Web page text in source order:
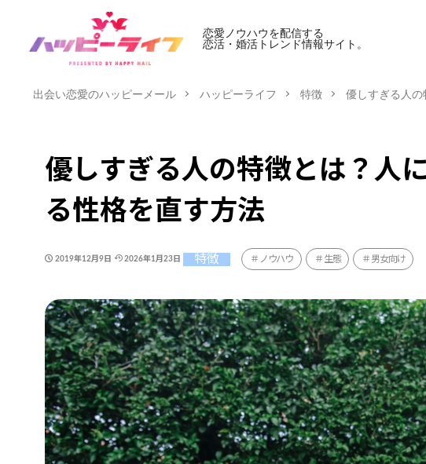
恋愛ノウハウを配信する
恋活・婚活トレンド情報サイト。
出会い恋愛のハッピーメール ハッピーライフ 特徴 優しすぎる人
優しすぎる人の特徴とは？人
る性格を直す方法
2019年12月9日 2026年1月23日 特徴 ノウハウ 生態 男女向け